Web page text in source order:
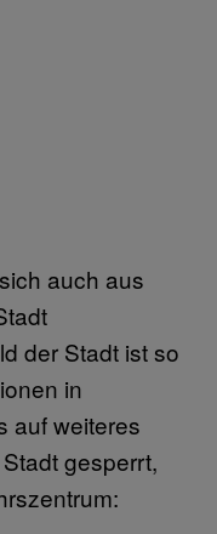
auch aus
der Stadt ist so
in
auf weiteres
gesperrt,